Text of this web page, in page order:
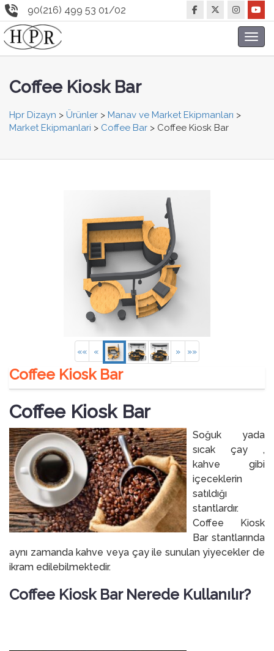
90(216) 499 53 01/02
Coffee Kiosk Bar
Hpr Dizayn > Ürünler > Manav ve Market Ekipmanları >
Market Ekipmanlari > Coffee Bar > Coffee Kiosk Bar
«« « » »»
Coffee Kiosk Bar
Coffee Kiosk Bar
Soğuk yada
sıcak çay ,
kahve gibi
içeceklerin
satıldığı
stantlardır.
Coffee Kiosk
Bar stantlarında
aynı zamanda kahve veya çay ile sunulan yiyecekler de
ikram edilebilmektedir.
Coffee Kiosk Bar Nerede Kullanılır?